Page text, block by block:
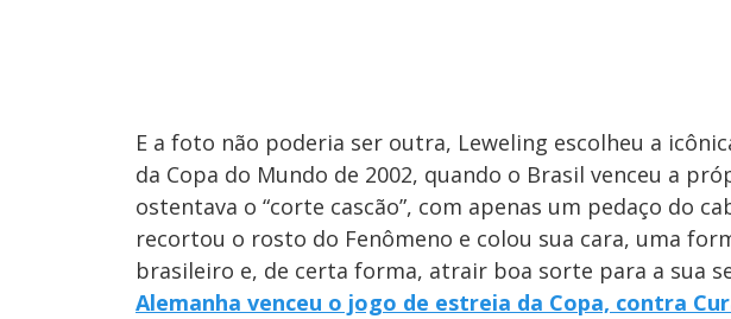
E a foto não poderia ser outra, Leweling escolheu a
da Copa do Mundo de 2002, quando o Brasil venceu a
ostentava o “corte cascão”, com apenas um pedaço do
recortou o rosto do Fenômeno e colou sua cara, uma
brasileiro e, de certa forma, atrair boa sorte para a sua
Alemanha venceu o jogo de estreia da Copa, contra